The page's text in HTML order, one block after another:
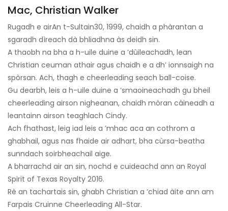
Mac, Christian Walker
Rugadh e airAn t-Sultain30, 1999, chaidh a phàrantan a
sgaradh dìreach dà bhliadhna às deidh sin.
A thaobh na bha a h-uile duine a ’dùileachadh, lean
Christian ceuman athair agus chaidh e a dh’ ionnsaigh na
spòrsan. Ach, thagh e cheerleading seach ball-coise.
Gu dearbh, leis a h-uile duine a ’smaoineachadh gu bheil
cheerleading airson nigheanan, chaidh mòran càineadh a
leantainn airson teaghlach Cindy.
Ach fhathast, leig iad leis a ’mhac aca an cothrom a
ghabhail, agus nas fhaide air adhart, bha cùrsa-beatha
sunndach soirbheachail aige.
A bharrachd air an sin, nochd e cuideachd ann an Royal
Spirit of Texas Royalty 2016.
Rè an tachartais sin, ghabh Christian a ’chiad àite ann am
Farpais Cruinne Cheerleading All-Star.